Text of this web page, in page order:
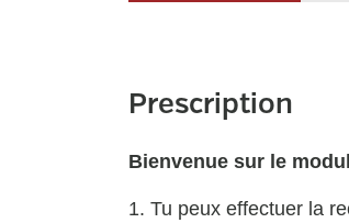
Prescription
Bienvenue sur le
1. Tu peux effectuer la